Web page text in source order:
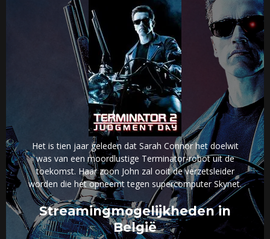
Het is tien jaar geleden dat Sarah Connor het doelwit
was van een moordlustige Terminator-robot uit de
toekomst. Haar zoon John zal ooit de verzetsleider
worden die het opneemt tegen supercomputer Skynet.
Streamingmogelijkheden in
België